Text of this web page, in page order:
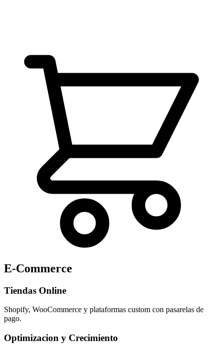
E-Commerce
Tiendas Online
Shopify, WooCommerce y plataformas custom con pasarelas de
pago.
Optimizacion y Crecimiento